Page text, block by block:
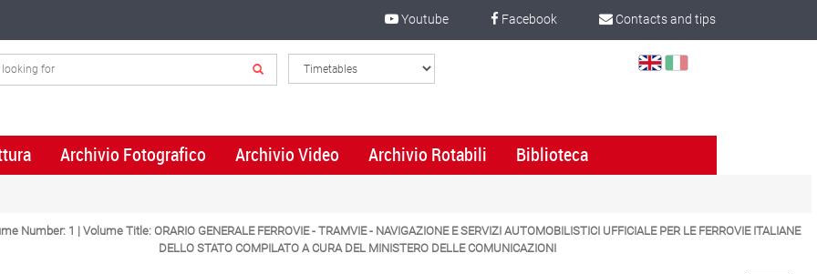
Contacts and tips
Facebook
Youtube
Select
Archivio Fotografico Archivio Video Archivio Rotabili Biblioteca
Number: 1 | Volume Title: ORARIO GENERALE FERROVIE - TRAMVIE - NAVIGAZIONE E SERVIZI AUTOMOBILISTICI UFFICIALE PER LE FERROVIE ITALIANE
DELLO STATO COMPILATO A CURA DEL MINISTERO DELLE COMUNICAZIONI